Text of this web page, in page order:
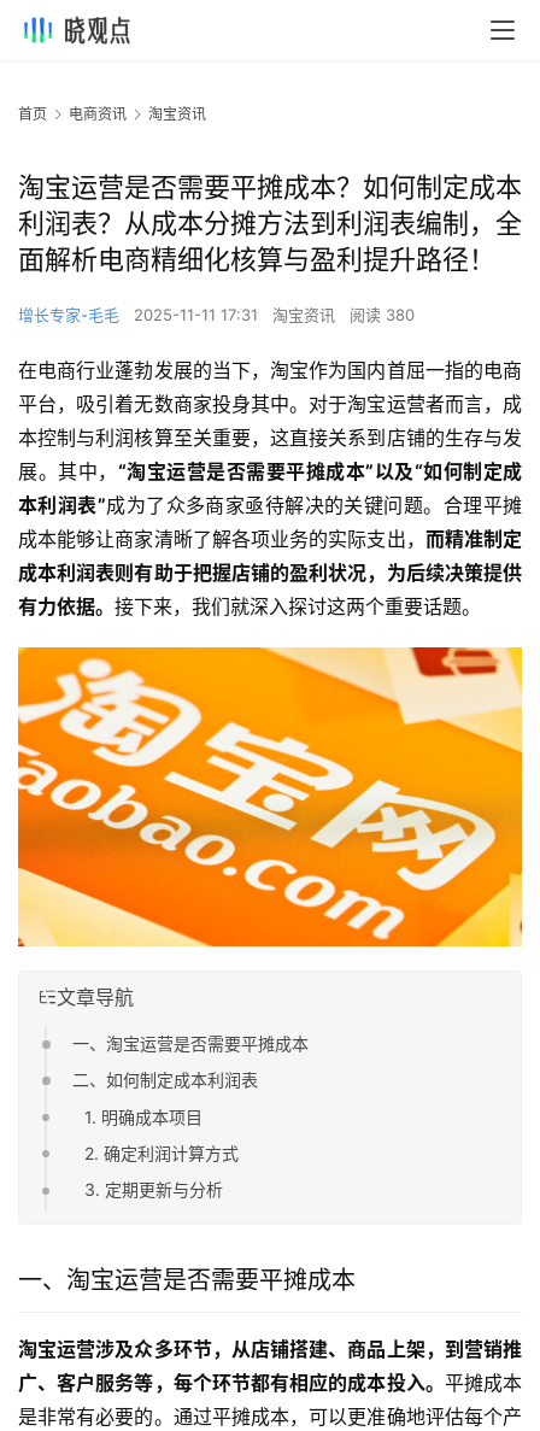
首页 电商资讯 淘宝资讯
淘宝运营是否需要平摊成本？如何制定成本
利润表？从成本分摊方法到利润表编制，全
面解析电商精细化核算与盈利提升路径！
增长专家-毛毛 2025-11-11 17:31 淘宝资讯 阅读 380
在电商行业蓬勃发展的当下，淘宝作为国内首屈一指的电商
平台，吸引着无数商家投身其中。对于淘宝运营者而言，成
本控制与利润核算至关重要，这直接关系到店铺的生存与发
展。其中， “淘宝运营是否需要平摊成本”以及“如何制定成
本利润表”成为了众多商家亟待解决的关键问题。合理平摊
成本能够让商家清晰了解各项业务的实际支出， 而精准制定
成本利润表则有助于把握店铺的盈利状况，为后续决策提供
有力依据。 接下来，我们就深入探讨这两个重要话题。
文章导航
一、淘宝运营是否需要平摊成本
二、如何制定成本利润表
1. 明确成本项目
2. 确定利润计算方式
3. 定期更新与分析
一、淘宝运营是否需要平摊成本
淘宝运营涉及众多环节，从店铺搭建、商品上架，到营销推
广、客户服务等，每个环节都有相应的成本投入。 平摊成本
是非常有必要的。通过平摊成本，可以更准确地评估每个产